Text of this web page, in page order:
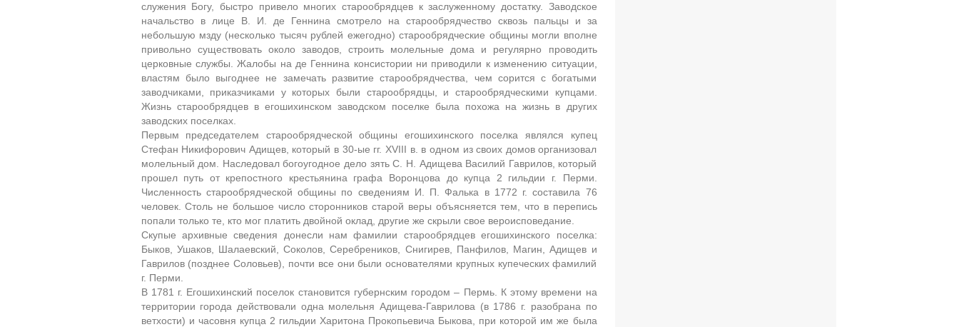
служения Богу, быстро привело многих старообрядцев к заслуженному достатку. Заводское
начальство в лице В. И. де Геннина смотрело на старообрядчество сквозь пальцы и за
небольшую мзду (несколько тысяч рублей ежегодно) старообрядческие общины могли вполне
привольно существовать около заводов, строить молельные дома и регулярно проводить
церковные службы. Жалобы на де Геннина консистории ни приводили к изменению ситуации,
властям было выгоднее не замечать развитие старообрядчества, чем сорится с богатыми
заводчиками, приказчиками у которых были старообрядцы, и старообрядческими купцами.
Жизнь старообрядцев в егошихинском заводском поселке была похожа на жизнь в других
заводских поселках.
Первым председателем старообрядческой общины егошихинского поселка являлся купец
Стефан Никифорович Адищев, который в 30-ые гг. XVIII в. в одном из своих домов организовал
молельный дом. Наследовал богоугодное дело зять С. Н. Адищева Василий Гаврилов, который
прошел путь от крепостного крестьянина графа Воронцова до купца 2 гильдии г. Перми.
Численность старообрядческой общины по сведениям И. П. Фалька в 1772 г. составила 76
человек. Столь не большое число сторонников старой веры объясняется тем, что в перепись
попали только те, кто мог платить двойной оклад, другие же скрыли свое вероисповедание.
Скупые архивные сведения донесли нам фамилии старообрядцев егошихинского поселка:
Быков, Ушаков, Шалаевский, Соколов, Серебреников, Снигирев, Панфилов, Магин, Адищев и
Гаврилов (позднее Соловьев), почти все они были основателями крупных купеческих фамилий
г. Перми.
В 1781 г. Егошихинский поселок становится губернским городом – Пермь. К этому времени на
территории города действовали одна молельня Адищева-Гаврилова (в 1786 г. разобрана по
ветхости) и часовня купца 2 гильдии Харитона Прокопьевича Быкова, при которой им же была